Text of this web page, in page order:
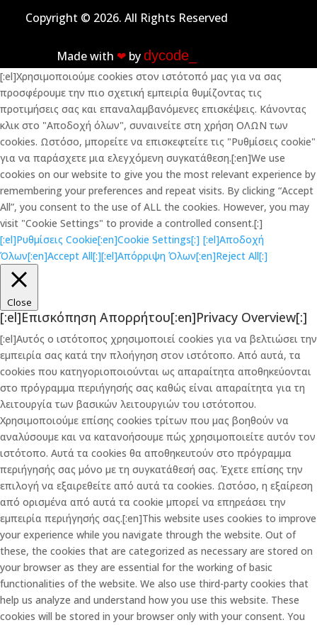
Copyright © 2026. All Rights Reserved
Made with ❤︎ bydycode_
[:el]Χρησιμοποιούμε cookies στον ιστότοπό μας για να σας
προσφέρουμε την πιο σχετική εμπειρία θυμίζοντας τις
προτιμήσεις σας και επαναλαμβανόμενες επισκέψεις. Κάνοντας
κλικ στο "Αποδοχή όλων", συναινείτε στη χρήση ΟΛΩΝ των
cookies. Ωστόσο, μπορείτε να επισκεφτείτε τις "Ρυθμίσεις cookie"
για να παράσχετε μια ελεγχόμενη συγκατάθεση.[:en]We use
cookies on our website to give you the most relevant experience by
remembering your preferences and repeat visits. By clicking “Accept
All”, you consent to the use of ALL the cookies. However, you may
visit "Cookie Settings" to provide a controlled consent.[:]
[:el]Ρυθμίσεις Cookie[:en]Cookie Settings[:] [:el]Αποδοχή
Όλων[:en]Accept All[:][:el]Απόρριψη Όλων[:en]Reject All[:]
Close
[:el]Επισκόπηση Απορρήτου[:en]Privacy Overview[:]
[:el]Αυτός ο ιστότοπος χρησιμοποιεί cookies για να βελτιώσει την
εμπειρία σας κατά την πλοήγηση στον ιστότοπο. Από αυτά, τα
cookies που κατηγοριοποιούνται ως απαραίτητα αποθηκεύονται
στο πρόγραμμα περιήγησής σας καθώς είναι απαραίτητα για τη
λειτουργία των βασικών λειτουργιών του ιστότοπου.
Χρησιμοποιούμε επίσης cookies τρίτων που μας βοηθούν να
αναλύσουμε και να κατανοήσουμε πώς χρησιμοποιείτε αυτόν τον
ιστότοπο. Αυτά τα cookies θα αποθηκευτούν στο πρόγραμμα
περιήγησής σας μόνο με τη συγκατάθεσή σας. Έχετε επίσης την
επιλογή να εξαιρεθείτε από αυτά τα cookies. Ωστόσο, η εξαίρεση
από ορισμένα από αυτά τα cookie μπορεί να επηρεάσει την
εμπειρία περιήγησής σας.[:en]This website uses cookies to improve
your experience while you navigate through the website. Out of
these, the cookies that are categorized as necessary are stored on
your browser as they are essential for the working of basic
functionalities of the website. We also use third-party cookies that
help us analyze and understand how you use this website. These
cookies will be stored in your browser only with your consent. You